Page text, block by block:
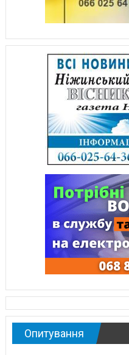
Опитування